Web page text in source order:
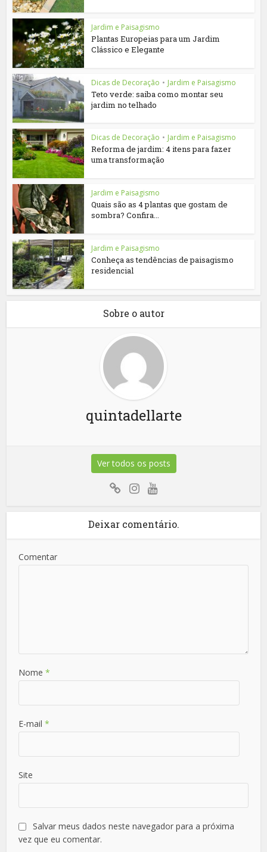
Jardim e Paisagismo
Plantas Europeias para um Jardim
Clássico e Elegante
Dicas de Decoração • Jardim e Paisagismo
Teto verde: saiba como montar seu
jardim no telhado
Dicas de Decoração • Jardim e Paisagismo
Reforma de jardim: 4 itens para fazer
uma transformação
Jardim e Paisagismo
Quais são as 4 plantas que gostam de
sombra? Confira...
Jardim e Paisagismo
Conheça as tendências de paisagismo
residencial
Sobre o autor
quintadellarte
Ver todos os posts
Deixar comentário.
Comentar
Nome*
E-mail*
Site
Salvar meus dados neste navegador para a próxima
vez que eu comentar.